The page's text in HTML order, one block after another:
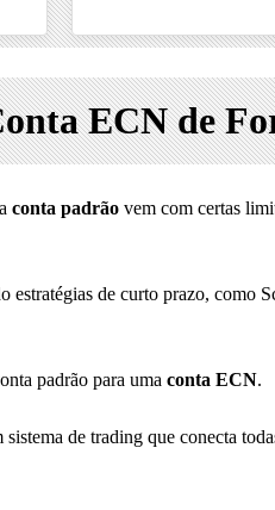
ECN de
conta padrão vem com certas
de curto prazo, como
padrão para uma conta ECN.
sistema de trading que conecta